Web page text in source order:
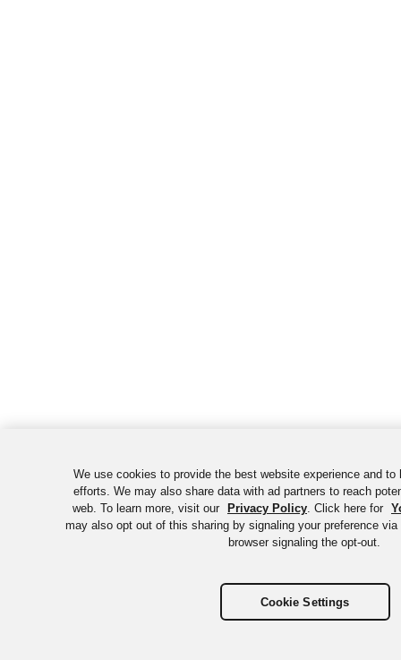
We use cookies to provide the best website experience and to
efforts. We may also share data with ad partners to reach
web. To learn more, visit our
Privacy Policy. Click here for
may also opt out of this sharing by signaling your preference
browser signaling the opt-out.
Cookie Settings